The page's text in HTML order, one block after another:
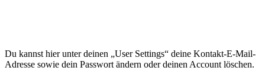
Du kannst hier unter deinen „User Settings“ deine Kontakt-E-Mail-
Adresse sowie dein Passwort ändern oder deinen Account löschen.